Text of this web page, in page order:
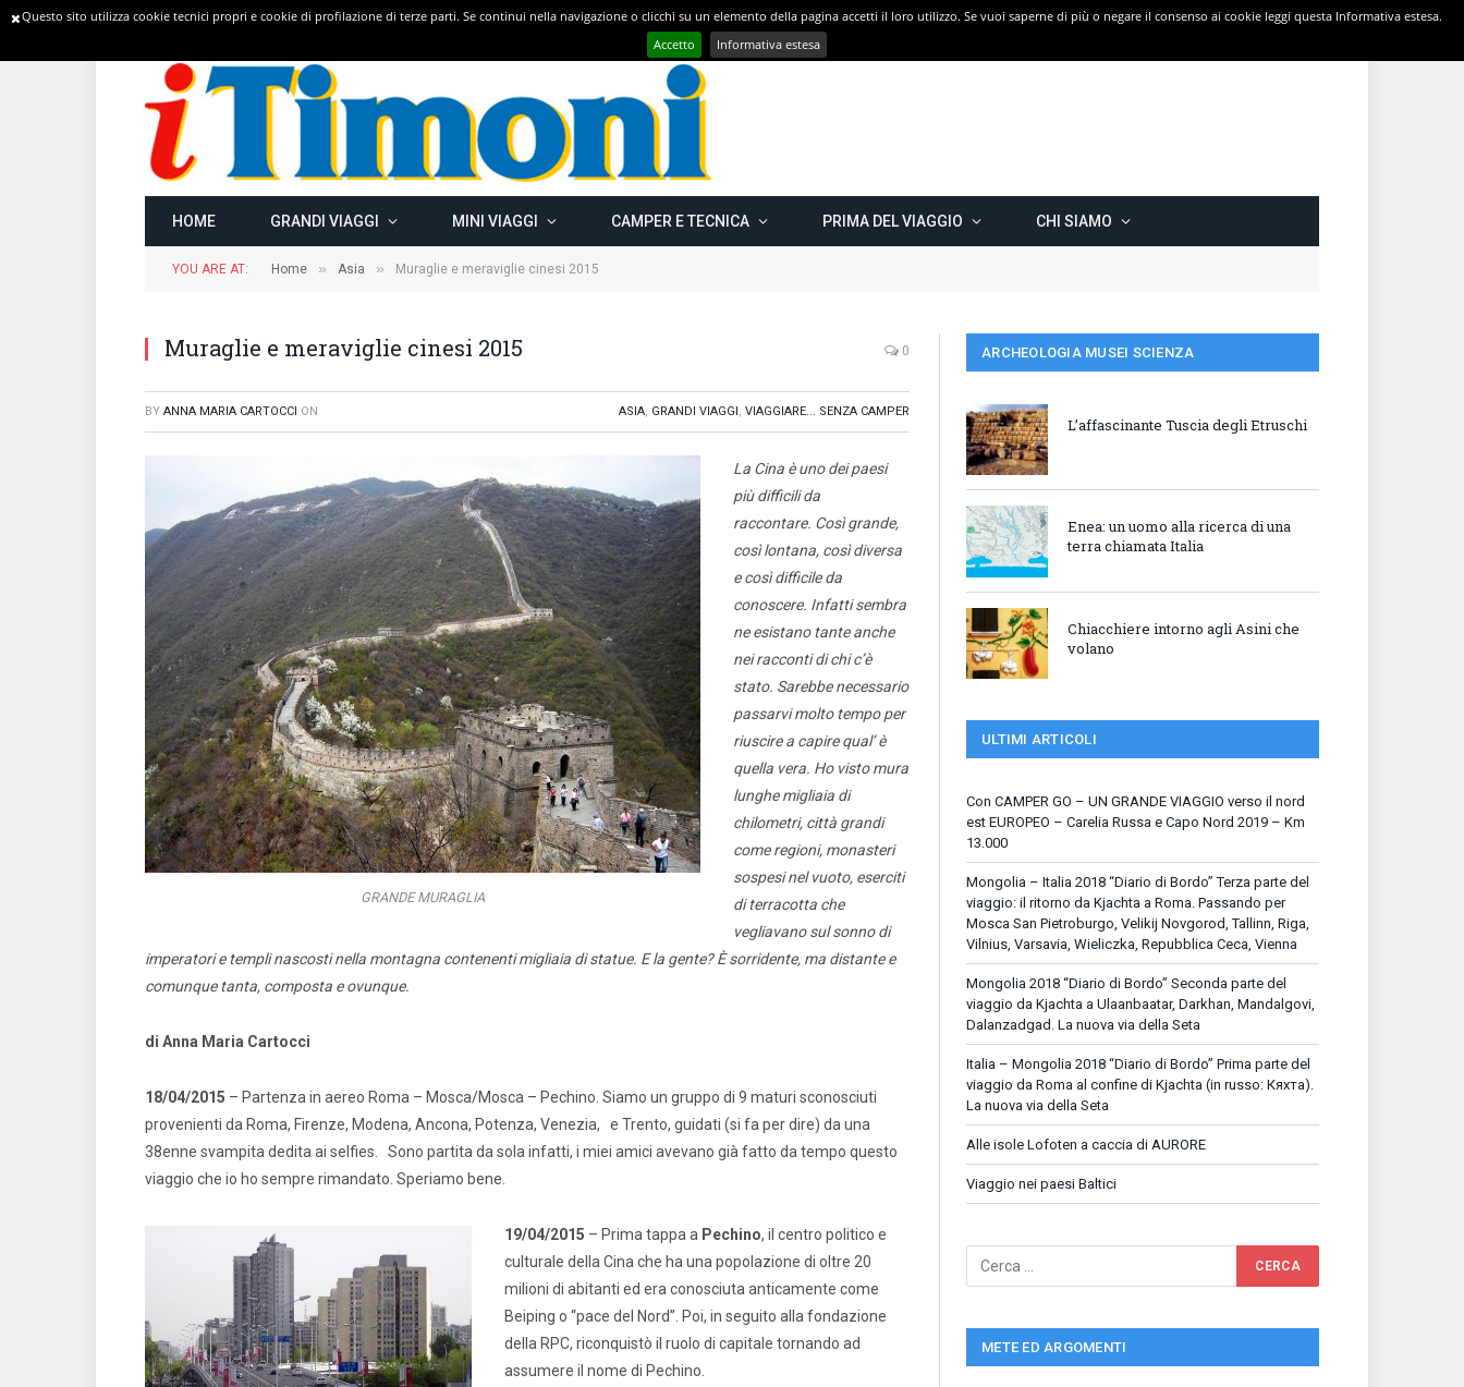
TRENDING Con CAMPER GO – UN GRANDE VIAGGIO verso il nord est EUROPEO – Carelia Russa e Capo Nord 2019 – Km 13.000
HOME GRANDI VIAGGI MINI VIAGGI CAMPER E TECNICA PRIMA DEL VIAGGIO CHI SIAMO
YOU ARE AT: Home » Asia » Muraglie e meraviglie cinesi 2015
Muraglie e meraviglie cinesi 2015 0
BY ANNA MARIA CARTOCCI ON ASIA, GRANDI VIAGGI, VIAGGIARE... SENZA CAMPER
GRANDE MURAGLIA
La Cina è uno dei paesi
più difficili da
raccontare. Così grande,
così lontana, così diversa
e così difficile da
conoscere. Infatti sembra
ne esistano tante anche
nei racconti di chi c’è
stato. Sarebbe necessario
passarvi molto tempo per
riuscire a capire qual’ è
quella vera. Ho visto mura
lunghe migliaia di
chilometri, città grandi
come regioni, monasteri
sospesi nel vuoto, eserciti
di terracotta che
vegliavano sul sonno di
imperatori e templi nascosti nella montagna contenenti migliaia di statue. E la gente? È sorridente, ma distante e
comunque tanta, composta e ovunque.
di Anna Maria Cartocci
18/04/2015 – Partenza in aereo Roma – Mosca/Mosca – Pechino. Siamo un gruppo di 9 maturi sconosciuti
provenienti da Roma, Firenze, Modena, Ancona, Potenza, Venezia, e Trento, guidati (si fa per dire) da una
38enne svampita dedita ai selfies. Sono partita da sola infatti, i miei amici avevano già fatto da tempo questo
viaggio che io ho sempre rimandato. Speriamo bene.
19/04/2015 – Prima tappa a Pechino, il centro politico e
culturale della Cina che ha una popolazione di oltre 20
milioni di abitanti ed era conosciuta anticamente come
Beiping o “pace del Nord”. Poi, in seguito alla fondazione
della RPC, riconquistò il ruolo di capitale tornando ad
assumere il nome di Pechino.
ARCHEOLOGIA MUSEI SCIENZA
L’affascinante Tuscia degli Etruschi
Enea: un uomo alla ricerca di una
terra chiamata Italia
Chiacchiere intorno agli Asini che
volano
ULTIMI ARTICOLI
Con CAMPER GO – UN GRANDE VIAGGIO verso il nord
est EUROPEO – Carelia Russa e Capo Nord 2019 – Km
13.000
Mongolia – Italia 2018 “Diario di Bordo” Terza parte del
viaggio: il ritorno da Kjachta a Roma. Passando per
Mosca San Pietroburgo, Velikij Novgorod, Tallinn, Riga,
Vilnius, Varsavia, Wieliczka, Repubblica Ceca, Vienna
Mongolia 2018 “Diario di Bordo” Seconda parte del
viaggio da Kjachta a Ulaanbaatar, Darkhan, Mandalgovi,
Dalanzadgad. La nuova via della Seta
Italia – Mongolia 2018 “Diario di Bordo” Prima parte del
viaggio da Roma al confine di Kjachta (in russo: Кяхта).
La nuova via della Seta
Alle isole Lofoten a caccia di AURORE
Viaggio nei paesi Baltici
METE ED ARGOMENTI
Questo sito utilizza cookie tecnici propri e cookie di profilazione di terze parti. Se continui nella navigazione o clicchi su un elemento della pagina accetti il loro utilizzo. Se vuoi saperne di più o negare il consenso ai cookie leggi questa Informativa estesa.
Accetto
Informativa estesa